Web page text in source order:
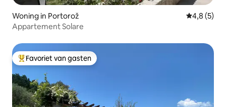
Woning in Portorož
4,8 (5)
Appartement Solare
Topfavoriet van gasten
Favoriet van gasten